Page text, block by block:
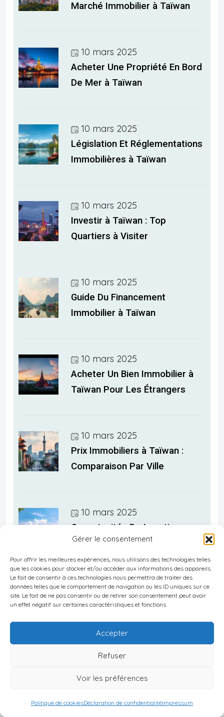
Gérer le consentement
Pour offrir les meilleures expériences, nous utilisons des technologies telles
que les cookies pour stocker et/ou accéder aux informations des appareils.
Le fait de consentir à ces technologies nous permettra de traiter des
données telles que le comportement de navigation ou les ID uniques sur ce
site. Le fait de ne pas consentir ou de retirer son consentement peut avoir
un effet négatif sur certaines caractéristiques et fonctions.
Accepter
Refuser
Voir les préférences
Politique de cookiesDéclaration de confidentialitéImpressum
Marché Immobilier à Taïwan
10 mars 2025
Acheter Une Propriété En Bord
De Mer à Taïwan
10 mars 2025
Législation Et Réglementations
Immobilières à Taïwan
10 mars 2025
Investir à Taïwan : Top
Quartiers à Visiter
10 mars 2025
Guide Du Financement
Immobilier à Taïwan
10 mars 2025
Acheter Un Bien Immobilier à
Taïwan Pour Les Étrangers
10 mars 2025
Prix Immobiliers à Taïwan :
Comparaison Par Ville
10 mars 2025
Opportunités De Location
Saisonnière à Taïwan
10 mars 2025
Projets Futurs De
Développement Urbain à
Taïwan
10 mars 2025